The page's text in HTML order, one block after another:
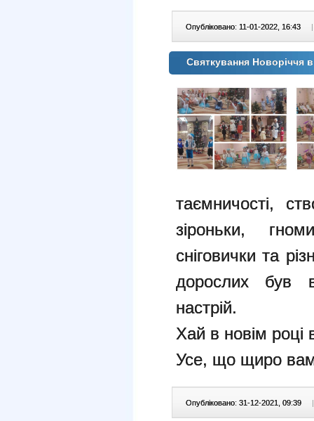
Опубліковано: 11-01-2022, 16:43 |
Святкування Новоріччя
таємничості,
зіроньки,
сніговички та
дорослих був
настрій.
Хай в новім році
Усе, що щиро
Опубліковано: 31-12-2021, 09:39 |